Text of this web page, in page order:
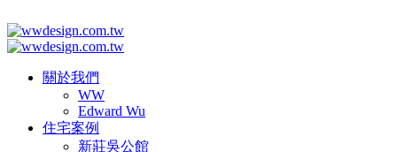
關於我們
WW
Edward Wu
住宅案例
新莊吳公館